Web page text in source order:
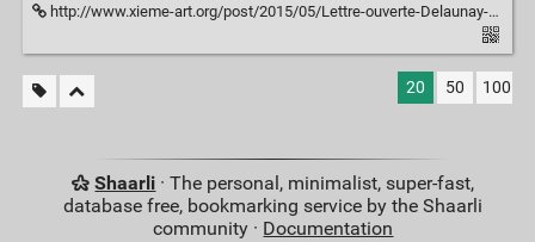
http://www.xieme-art.org/post/2015/05/Lettre-ouverte-Delaunay-Gironde-PJRenseignement
20 50 100
Shaarli · The personal, minimalist, super-fast,
database free, bookmarking service by the Shaarli
community · Documentation